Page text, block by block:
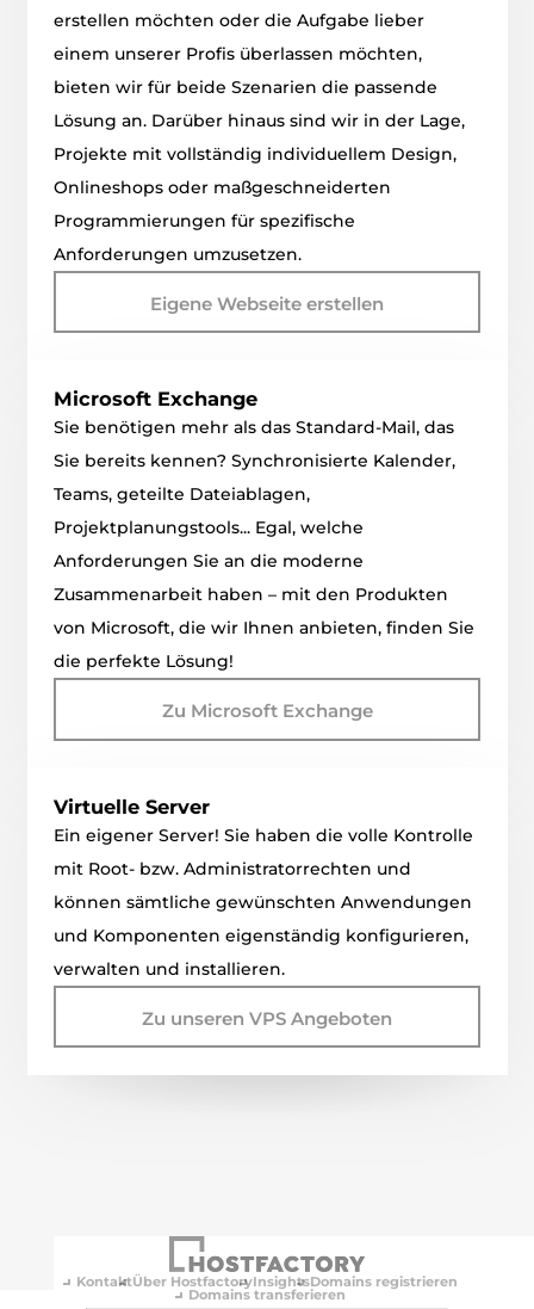
erstellen möchten oder die Aufgabe lieber
einem unserer Profis überlassen möchten,
bieten wir für beide Szenarien die passende
Lösung an. Darüber hinaus sind wir in der Lage,
Projekte mit vollständig individuellem Design,
Onlineshops oder maßgeschneiderten
Programmierungen für spezifische
Anforderungen umzusetzen.
Eigene Webseite erstellen
Microsoft Exchange
Sie benötigen mehr als das Standard-Mail, das
Sie bereits kennen? Synchronisierte Kalender,
Teams, geteilte Dateiablagen,
Projektplanungstools... Egal, welche
Anforderungen Sie an die moderne
Zusammenarbeit haben – mit den Produkten
von Microsoft, die wir Ihnen anbieten, finden Sie
die perfekte Lösung!
Zu Microsoft Exchange
Virtuelle Server
Ein eigener Server! Sie haben die volle Kontrolle
mit Root- bzw. Administratorrechten und
können sämtliche gewünschten Anwendungen
und Komponenten eigenständig konfigurieren,
verwalten und installieren.
Zu unseren VPS Angeboten
KontaktÜber HostfactoryInsightsDomains registrieren
Domains transferieren